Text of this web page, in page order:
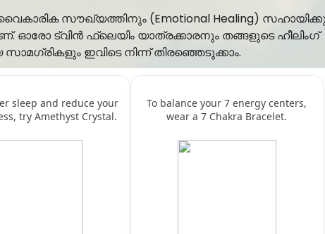
സൗഖ്യത്തിനും (Emotional Healing)
ഓരോ ട്വിൻ ഫ്ലെയിം യാത്രക്കാരനും തങ്ങളുടെ ഹീലിംഗ്
ഇവിടെ നിന്ന് തിരഞ്ഞെടുക്കാം.
sleep and reduce your
try Amethyst Crystal.
To balance your 7 energy centers,
wear a 7 Chakra Bracelet.